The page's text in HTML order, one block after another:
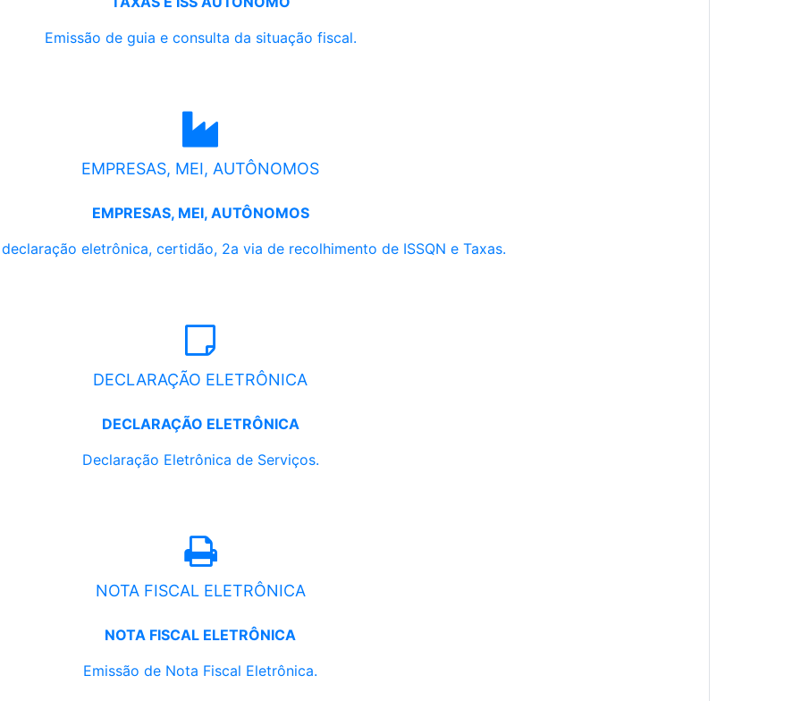
Emissão de guia e consulta da situação fiscal.
EMPRESAS, MEI, AUTÔNOMOS
EMPRESAS, MEI, AUTÔNOMOS
eletrônica, certidão, 2a via de recolhimento de ISSQN e Taxas.
DECLARAÇÃO ELETRÔNICA
DECLARAÇÃO ELETRÔNICA
Declaração Eletrônica de Serviços.
NOTA FISCAL ELETRÔNICA
NOTA FISCAL ELETRÔNICA
Emissão de Nota Fiscal Eletrônica.